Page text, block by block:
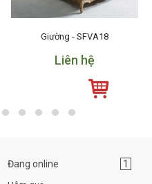
Giường - SFVA18
Liên hệ
Đang online 1